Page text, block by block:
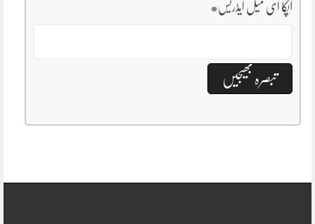
آپکا ای میل ایڈریس*